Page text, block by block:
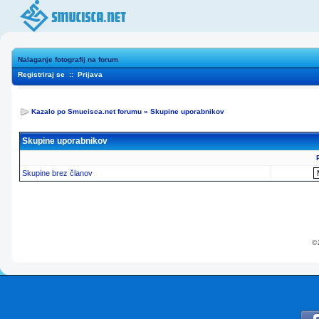
Nalaganje fotografij na forum
Registriraj se :: Prijava
Kazalo po Smucisca.net forumu » Skupine uporabnikov
Skupine uporabnikov
Skupine brez članov
©